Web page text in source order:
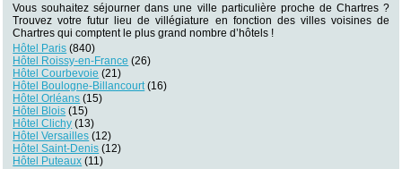
Vous souhaitez séjourner dans une ville particulière proche de Chartres ?
Trouvez votre futur lieu de villégiature en fonction des villes voisines de
Chartres qui comptent le plus grand nombre d’hôtels !
Hôtel Paris (840)
Hôtel Roissy-en-France (26)
Hôtel Courbevoie (21)
Hôtel Boulogne-Billancourt(16)
Hôtel Orléans (15)
Hôtel Blois (15)
Hôtel Clichy (13)
Hôtel Versailles (12)
Hôtel Saint-Denis (12)
Hôtel Puteaux (11)